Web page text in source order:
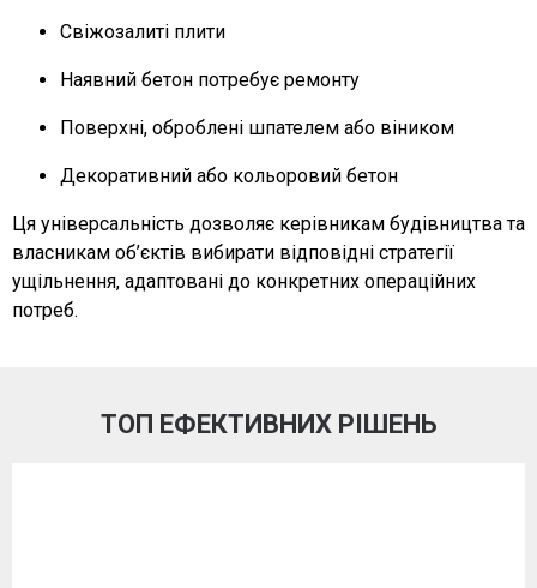
Свіжозалиті плити
Наявний бетон потребує ремонту
Поверхні, оброблені шпателем або віником
Декоративний або кольоровий бетон
Ця універсальність дозволяє керівникам будівництва та
власникам об’єктів вибирати відповідні стратегії
ущільнення, адаптовані до конкретних операційних
потреб.
ТОП ЕФЕКТИВНИХ РІШЕНЬ